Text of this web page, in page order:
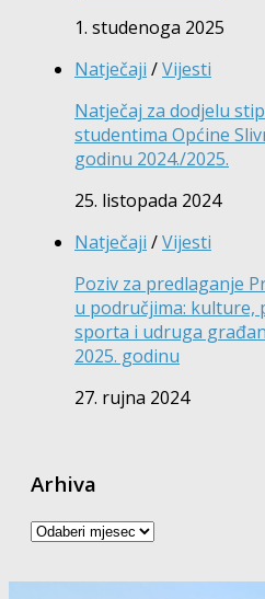
1. studenoga 2025
Natječaji /Vijesti
Natječaj za dodjelu
studentima Općine
godinu 2024./2025.
25. listopada 2024
Natječaji /Vijesti
Poziv za predlaganje
u područjima: kulture,
sporta i udruga
2025. godinu
27. rujna 2024
Arhiva
Arhiva